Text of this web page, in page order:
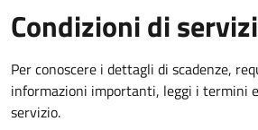
Condizioni di
Per conoscere i dettagli di scadenze,
informazioni importanti, leggi i termini
servizio.